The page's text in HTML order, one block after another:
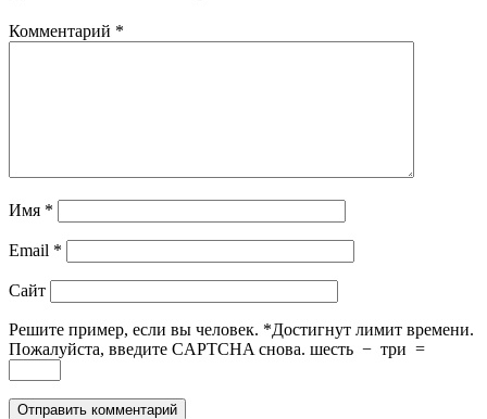
Комментарий *
Имя *
Email *
Сайт
Решите пример, если вы человек. *Достигнут лимит времени.
Пожалуйста, введите CAPTCHA снова. шесть − три =